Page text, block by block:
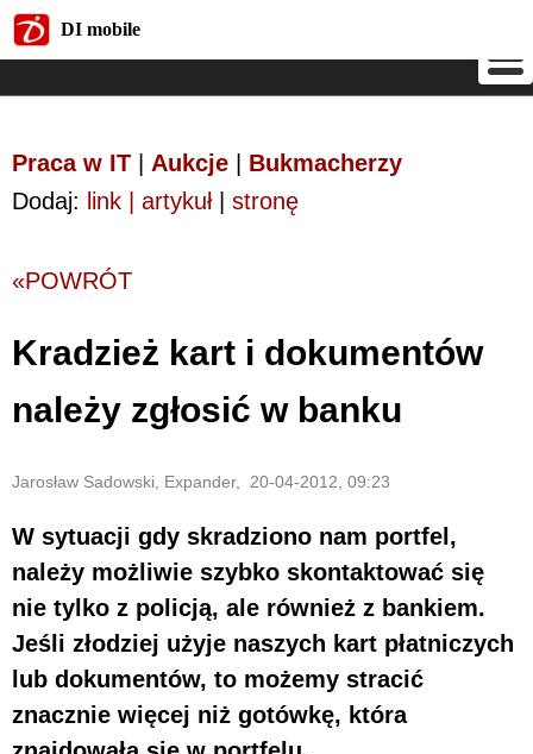
DI mobile
Praca w IT Aukcje
Bukmacherzy
Dodaj: link | artykuł| stronę
«POWRÓT
Kradzież kart i dokumentów
należy zgłosić w banku
Jarosław Sadowski, Expander, 20-04-2012, 09:23
W sytuacji gdy skradziono nam portfel,
należy możliwie szybko skontaktować się
nie tylko z policją, ale również z bankiem.
Jeśli złodziej użyje naszych kart płatniczych
lub dokumentów, to możemy stracić
znacznie więcej niż gotówkę, która
DI mobile